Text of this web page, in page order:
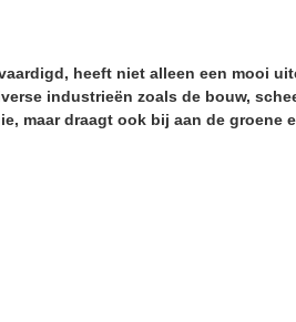
heeft niet alleen een mooi
industrieën zoals de bouw,
maar draagt ook bij aan de groene